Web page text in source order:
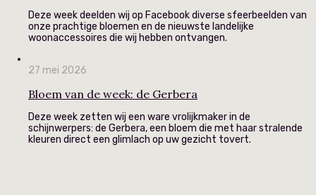
Deze week deelden wij op Facebook diverse sfeerbeelden van
onze prachtige bloemen en de nieuwste landelijke
woonaccessoires die wij hebben ontvangen.
27 mei 2026
Bloem van de week: de Gerbera
Deze week zetten wij een ware vrolijkmaker in de
schijnwerpers: de Gerbera, een bloem die met haar stralende
kleuren direct een glimlach op uw gezicht tovert.